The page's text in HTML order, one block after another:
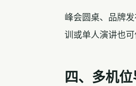
峰会圆桌、品牌
训或单人演讲也
四、多机